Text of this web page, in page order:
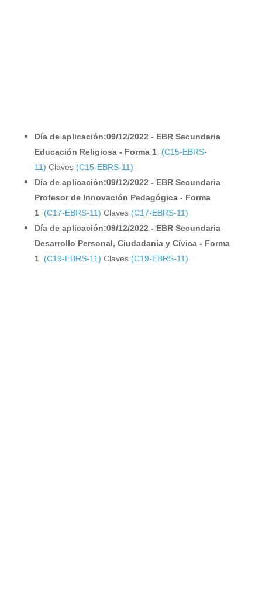
Día de aplicación:09/12/2022 - EBR Secundaria
Educación Religiosa - Forma 1 (C15-EBRS-
11) Claves (C15-EBRS-11)
Día de aplicación:09/12/2022 - EBR Secundaria
Profesor de Innovación Pedagógica - Forma
1 (C17-EBRS-11) Claves (C17-EBRS-11)
Día de aplicación:09/12/2022 - EBR Secundaria
Desarrollo Personal, Ciudadanía y Cívica - Forma
1 (C19-EBRS-11) Claves (C19-EBRS-11)